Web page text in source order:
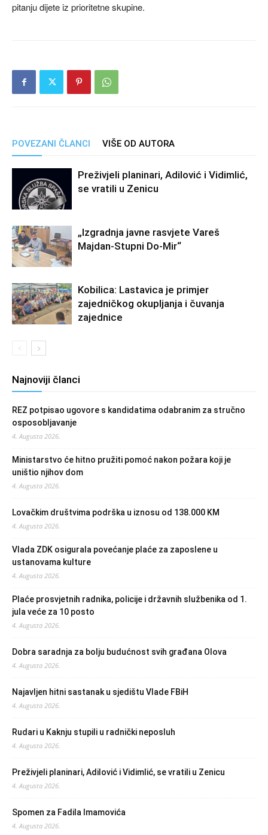
pitanju dijete iz prioritetne skupine.
POVEZANI ČLANCI VIŠE OD AUTORA
Preživjeli planinari, Adilović i Vidimlić,
se vratili u Zenicu
„Izgradnja javne rasvjete Vareš
Majdan-Stupni Do-Mir“
Kobilica: Lastavica je primjer
zajedničkog okupljanja i čuvanja
zajednice
Najnoviji članci
REZ potpisao ugovore s kandidatima odabranim za stručno
osposobljavanje
4. Augusta 2026.
Ministarstvo će hitno pružiti pomoć nakon požara koji je
uništio njihov dom
4. Augusta 2026.
Lovačkim društvima podrška u iznosu od 138.000 KM
4. Augusta 2026.
Vlada ZDK osigurala povećanje plaće za zaposlene u
ustanovama kulture
4. Augusta 2026.
Plaće prosvjetnih radnika, policije i državnih službenika od 1.
jula veće za 10 posto
4. Augusta 2026.
Dobra saradnja za bolju budućnost svih građana Olova
4. Augusta 2026.
Najavljen hitni sastanak u sjedištu Vlade FBiH
4. Augusta 2026.
Rudari u Kaknju stupili u radnički neposluh
4. Augusta 2026.
Preživjeli planinari, Adilović i Vidimlić, se vratili u Zenicu
4. Augusta 2026.
Spomen za Fadila Imamovića
4. Augusta 2026.